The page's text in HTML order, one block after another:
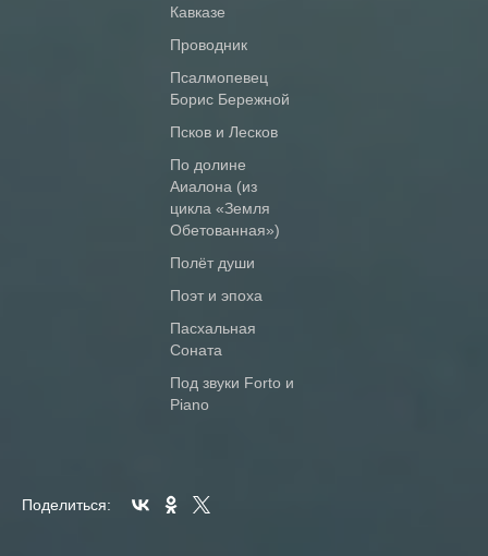
Кавказе
Проводник
Псалмопевец
Борис Бережной
Псков и Лесков
По долине
Аиалона (из
цикла «Земля
Обетованная»)
Полёт души
Поэт и эпоха
Пасхальная
Соната
Под звуки Forto и
Piano
Поделиться: